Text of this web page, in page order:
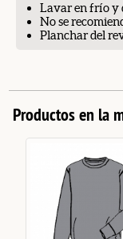
Lavar en frío y
No se
Planchar del
Productos en la